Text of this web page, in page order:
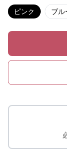
ピンク ブル